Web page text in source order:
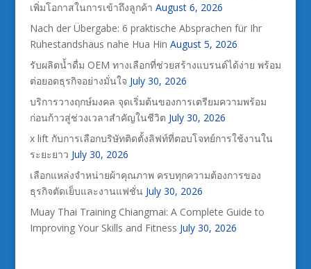
เพิ่มโอกาสในการเข้าถึงลูกค้า August 6, 2026
Nach der Übergabe: 6 praktische Absprachen für Ihr
Ruhestandshaus nahe Hua Hin August 5, 2026
รับผลิตน้ำดื่ม OEM ทางเลือกที่ช่วยสร้างแบรนด์ได้ง่าย พร้อม
ต่อยอดธุรกิจอย่างมั่นใจ July 30, 2026
บริการวางฤกษ์มงคล จุดเริ่มต้นของการเตรียมความพร้อม
ก่อนก้าวสู่ช่วงเวลาสำคัญในชีวิต July 30, 2026
x lift กับการเลือกบริษัทติดตั้งลิฟท์ที่ตอบโจทย์การใช้งานใน
ระยะยาว July 30, 2026
เลือกแหล่งจำหน่ายผ้าคุณภาพ ครบทุกความต้องการของ
ธุรกิจตัดเย็บและงานแฟชั่น July 30, 2026
Muay Thai Training Chiangmai: A Complete Guide to
Improving Your Skills and Fitness July 30, 2026